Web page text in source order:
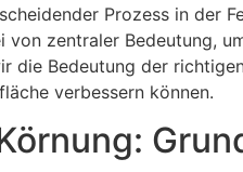
Prozess in der
von zentraler Bedeutung,
die Bedeutung der
verbessern können.